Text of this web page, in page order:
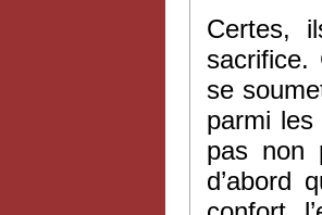
Certes,
sacrifice.
se
parmi
pas non
d’abord